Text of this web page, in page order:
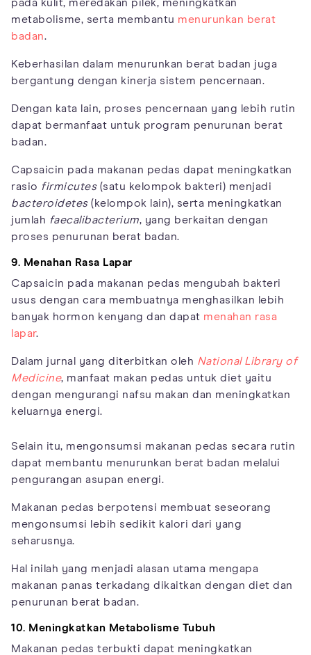
pada kulit, meredakan pilek, meningkatkan
metabolisme, serta membantu menurunkan berat
badan.
Keberhasilan dalam menurunkan berat badan juga
bergantung dengan kinerja sistem pencernaan.
Dengan kata lain, proses pencernaan yang lebih rutin
dapat bermanfaat untuk program penurunan berat
badan.
Capsaicin pada makanan pedas dapat meningkatkan
rasio firmicutes(satu kelompok bakteri) menjadi
bacteroidetes(kelompok lain), serta meningkatkan
jumlah faecalibacterium, yang berkaitan dengan
proses penurunan berat badan.
9. Menahan Rasa Lapar
Capsaicin pada makanan pedas mengubah bakteri
usus dengan cara membuatnya menghasilkan lebih
banyak hormon kenyang dan dapat menahan rasa
lapar.
Dalam jurnal yang diterbitkan oleh National Library of
Medicine, manfaat makan pedas untuk diet yaitu
dengan mengurangi nafsu makan dan meningkatkan
keluarnya energi.
Selain itu, mengonsumsi makanan pedas secara rutin
dapat membantu menurunkan berat badan melalui
pengurangan asupan energi.
Makanan pedas berpotensi membuat seseorang
mengonsumsi lebih sedikit kalori dari yang
seharusnya.
Hal inilah yang menjadi alasan utama mengapa
makanan panas terkadang dikaitkan dengan diet dan
penurunan berat badan.
10. Meningkatkan Metabolisme Tubuh
Makanan pedas terbukti dapat meningkatkan